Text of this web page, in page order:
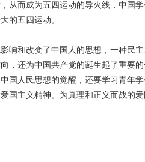
从而成为五四运动的导火线，中国
的五四运动。
和改变了中国人的思想，一种民主
，还为中国共产党的诞生起了重要
国人民思想的觉醒，还要学习青年
国主义精神。为真理和正义而战的